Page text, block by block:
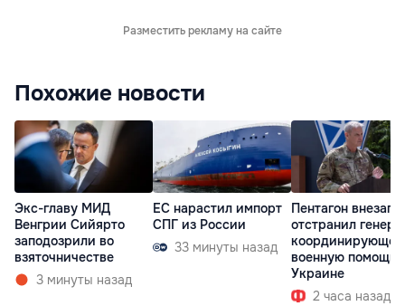
Разместить рекламу на сайте
Похожие новости
Экс-главу МИД
Венгрии Сийярто
заподозрили во
взяточничестве
3 минуты назад
ЕС нарастил импорт
СПГ из России
33 минуты назад
Пентагон
отстранил
военную помощь
Украине
2 часа назад